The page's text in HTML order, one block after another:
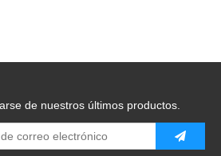
de nuestros últimos productos.